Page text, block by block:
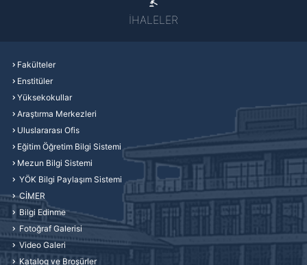
İHALELER
Fakülteler
Enstitüler
Yüksekokullar
Araştırma Merkezleri
Uluslararası Ofis
Eğitim Öğretim Bilgi Sistemi
Mezun Bilgi Sistemi
YÖK Bilgi Paylaşım Sistemi
CİMER
Bilgi Edinme
Fotoğraf Galerisi
Video Galeri
Katalog ve Broşürler